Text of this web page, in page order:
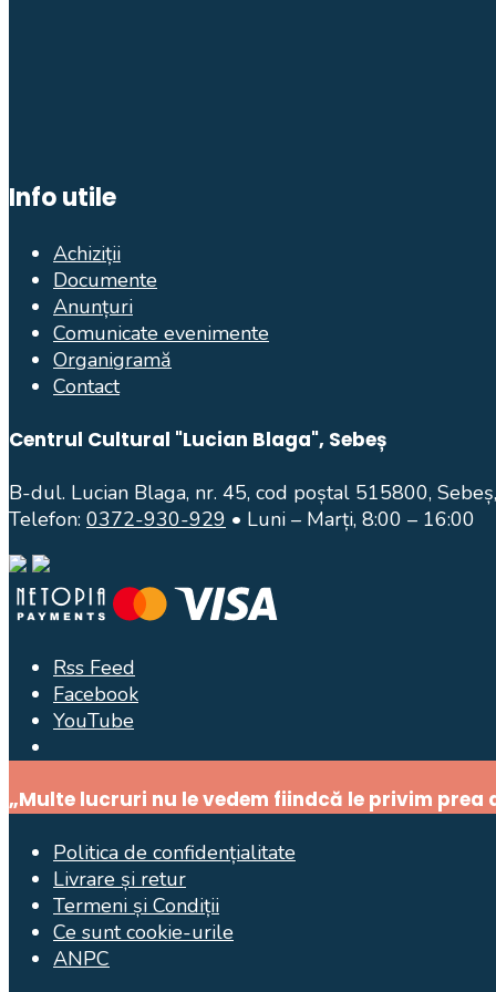
Info utile
Achiziții
Documente
Anunțuri
Comunicate evenimente
Organigramă
Contact
Centrul Cultural "Lucian Blaga", Sebeș
B-dul. Lucian Blaga, nr. 45, cod poștal 515800,
Telefon: 0372-930-929 • Luni – Marți, 8:00 – 16:00
Rss Feed
Facebook
YouTube
Window
„Multe lucruri nu le vedem fiindcă le privim prea
Politica de confidențialitate
Livrare și retur
Termeni și Condiții
Ce sunt cookie-urile
ANPC